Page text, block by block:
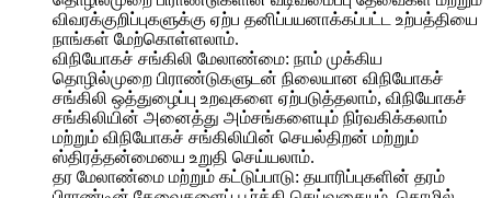
விவரக்குறிப்புகளுக்கு ஏற்ப தனிப்பயனாக்கப்பட்ட உற்பத்தியை
நாங்கள் மேற்கொள்ளலாம்.
விநியோகச் சங்கிலி மேலாண்மை: நாம் முக்கிய
தொழில்முறை பிராண்டுகளுடன் நிலையான விநியோகச்
சங்கிலி ஒத்துழைப்பு உறவுகளை ஏற்படுத்தலாம், விநியோகச்
சங்கிலியின் அனைத்து அம்சங்களையும் நிர்வகிக்கலாம்
மற்றும் விநியோகச் சங்கிலியின் செயல்திறன் மற்றும்
ஸ்திரத்தன்மையை உறுதி செய்யலாம்.
தர மேலாண்மை மற்றும் கட்டுப்பாடு: தயாரிப்புகளின் தரம்